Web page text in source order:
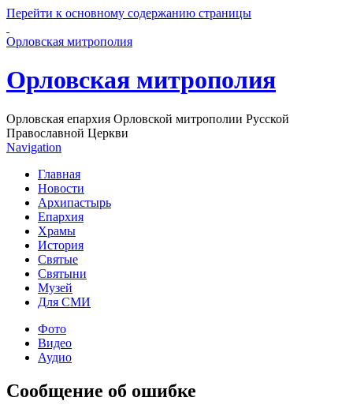
Перейти к основному содержанию страницы
Орловская митрополия
Орловская митрополия
Орловская епархия Орловской митрополии Русской
Православной Церкви
Navigation
Главная
Новости
Архипастырь
Епархия
Храмы
История
Святые
Святыни
Музей
Для СМИ
Фото
Видео
Аудио
Сообщение об ошибке